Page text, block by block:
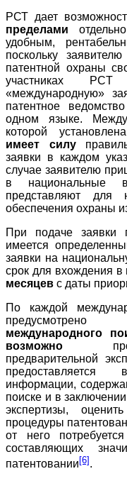
РСТ дает
пределами
удобным,
поскольку
патентной охраны
участниках
«международную»
патентное
одном языке.
которой
имеет силу
заявки в каждом
случае заявителю
в национальные
представляют для
обеспечения охраны
При подаче заявки
имеется
заявки на
срок для вхождения в
месяцев с даты
По каждой
предусмотрено
международного
возможно
предварительной
информации,
поиске и в
экспертизы,
процедуры
от него
составляющих
патентовании [6] .